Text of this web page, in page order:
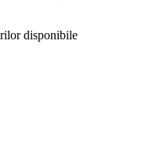
disponibile